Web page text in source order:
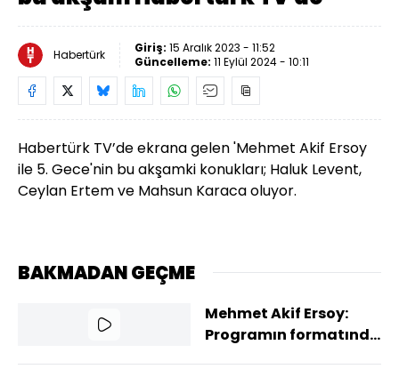
Habertürk Giriş: 15 Aralık 2023 - 11:52
Güncelleme: 11 Eylül 2024 - 10:11
Habertürk TV’de ekrana gelen 'Mehmet Akif Ersoy
ile 5. Gece'nin bu akşamki konukları; Haluk Levent,
Ceylan Ertem ve Mahsun Karaca oluyor.
BAKMADAN GEÇME
Mehmet Akif Ersoy:
Programın formatında